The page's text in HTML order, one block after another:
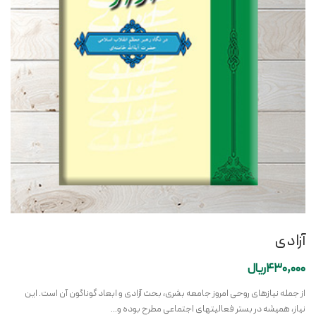
آزادی
430,000ریال
از جمله نیازهای روحی امروز جامعه بشری، بحث آزادی و ابعاد گوناگون آن است. این
نیاز، همیشه در بستر فعالیتهای اجتماعی مطرح بوده و…